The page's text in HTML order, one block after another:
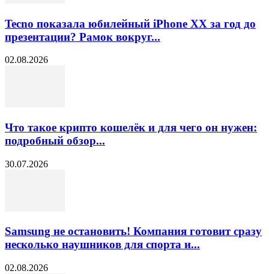
Tecno показала юбилейный iPhone XX за год до
презентации? Рамок вокруг...
02.08.2026
Что такое крипто кошелёк и для чего он нужен:
подробный обзор...
30.07.2026
Samsung не остановить! Компания готовит сразу
несколько наушников для спорта и...
02.08.2026